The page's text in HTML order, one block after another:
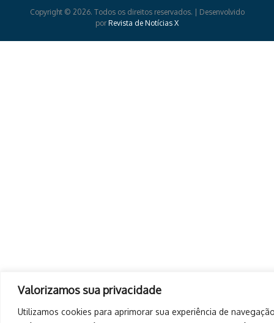
Valorizamos sua privacidade
Utilizamos cookies para aprimorar sua experiência de
Copyright © 2026. Todos os direitos reservados. | Desenvolvido
por Revista de Notícias X